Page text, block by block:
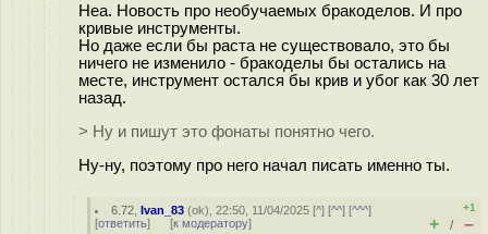
Неа. Новость про необучаемых бракоделов. И про
кривые инструменты.
Но даже если бы раста не существовало, это бы
ничего не изменило - бракоделы бы остались на
месте, инструмент остался бы крив и убог как 30 лет
назад.
> Ну и пишут это фонаты понятно чего.
Ну-ну, поэтому про него начал писать именно ты.
6.72 ,Ivan_83 (ok), 22:50, 11/04/2025 [^] [^^] [^^^]
[ответить] [к модератору]
+1
+ / –